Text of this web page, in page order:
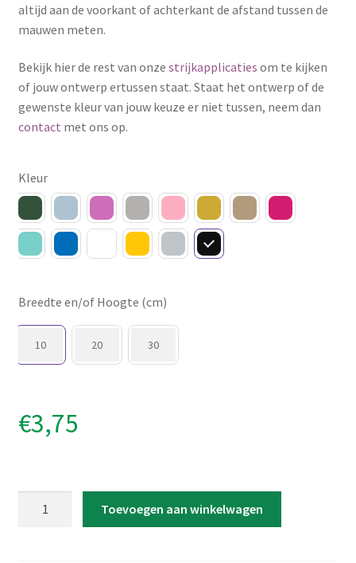
altijd aan de voorkant of achterkant de afstand tussen de
mauwen meten.
Bekijk hier de rest van onze strijkapplicaties om te kijken
of jouw ontwerp ertussen staat. Staat het ontwerp of de
gewenste kleur van jouw keuze er niet tussen, neem dan
contact met ons op.
Kleur
Breedte en/of Hoogte (cm)
10 20 30
€3,75
Toevoegen aan winkelwagen